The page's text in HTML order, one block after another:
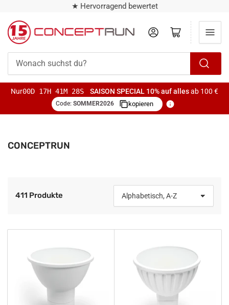
★ Hervorragend bewertet
suchst
AnmeldenMini-Warenkorb öffnen
Nur00D 17H 41M 27S SAISON SPECIAL 10% auf allesab 100 €
Code: SOMMER2026 kopieren
CONCEPTRUN
o
t
411 Produkte